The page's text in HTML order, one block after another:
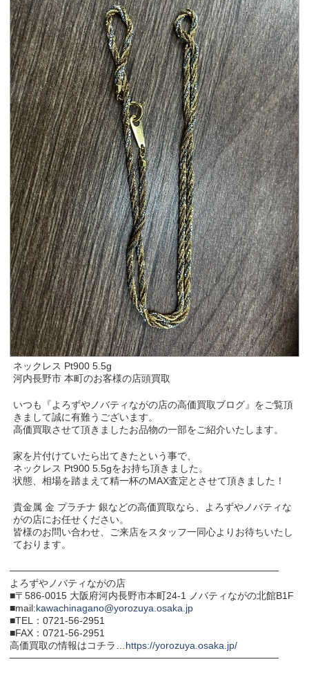
ネックレス Pt900 5.5g
河内長野市 本町のお客様の店頭買取
いつも『よろずやノバティながの店の高価買取ブログ』をご覧頂
きまして誠に有難うございます。
高価買取させて頂きましたお品物の一部をご紹介いたします。
家を片付けていたら出てきたという事で、
ネックレス Pt900 5.5gをお持ち頂きました。
状態、相場を踏まえて精一杯のMAX査定とさせて頂きました！
貴金属 金 プラチナ 銀などの高価買取なら、よろずやノバティな
がの店にお任せください。
皆様のお問い合わせ、ご来店をスタッフ一同心よりお待ちいたし
ております。
───────────────────────────────────────
よろずやノバティながの店
■〒586-0015 大阪府河内長野市本町24-1 ノバティながの北館B1F
■mail:kawachinagano@yorozuya.osaka.jp
■TEL：0721-56-2951
■FAX：0721-56-2951
高価買取の情報はコチラ… https://yorozuya.osaka.jp/
───────────────────────────────────────